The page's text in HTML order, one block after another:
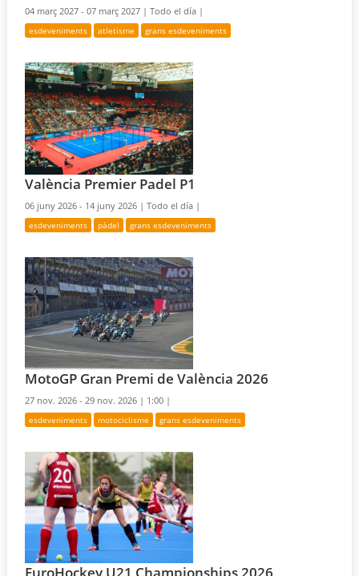
04 març 2027 - 07 març 2027 |Todo el día |
esdeveniments atletisme grans esdeveniments
València Premier Padel P1
06 juny 2026 - 14 juny 2026 |Todo el día |
esdeveniments pàdel grans esdeveniments
MotoGP Gran Premi de València 2026
27 nov. 2026 - 29 nov. 2026 | 1:00 |
esdeveniments motociclisme grans esdeveniments